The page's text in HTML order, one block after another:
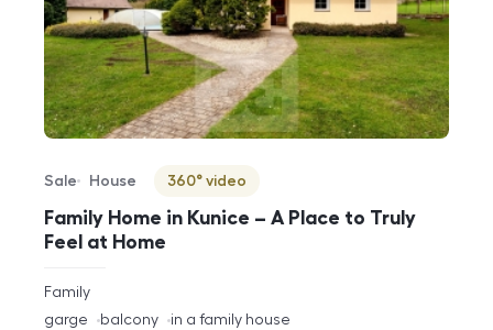
Family Home in Kunice – A Place to Truly
Feel at Home
Offer type
Sale
Property type
House
Virtuální prohlídka
360° video
rozměry
disposition
Family
funkce
garge balcony in a family house